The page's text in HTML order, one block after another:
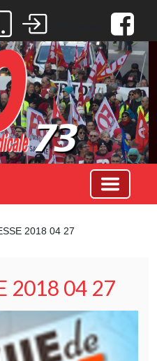
2018 04 27
2018 04 27